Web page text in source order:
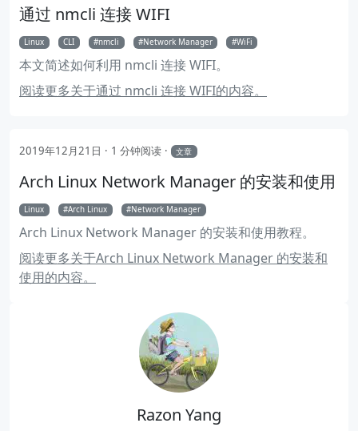
通过 nmcli 连接 WIFI
Linux CLI nmcli Network Manager WiFi
本文简述如何利用 nmcli 连接 WIFI。
阅读更多关于通过 nmcli 连接 WIFI的内容。
2019年12月21日 1 分钟阅读 文章
Arch Linux Network Manager 的安装和使用
Linux Arch Linux Network Manager
Arch Linux Network Manager 的安装和使用教程。
阅读更多关于Arch Linux Network Manager 的安装和
使用的内容。
Razon Yang